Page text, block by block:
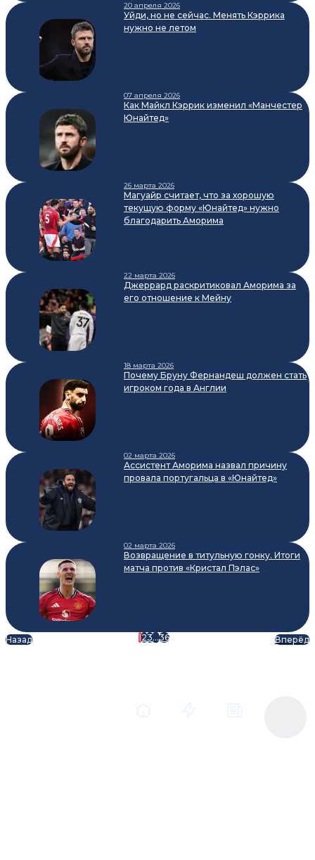
20 апреля 2026
Уйди, но не сейчас. Менять Кэррика
нужно не летом
07 апреля 2026
Как Майкл Кэррик изменил «Манчестер
Юнайтед»
26 марта 2026
Магуайр считает, что за хорошую
текущую форму «Юнайтед» нужно
благодарить Аморима
22 марта 2026
Джеррард раскритиковал Аморима за
его отношение к Мейну
18 марта 2026
Почему Бруну Фернандеш должен стать
игроком года в Англии
02 марта 2026
Ассистент Аморима назвал причину
провала португальца в «Юнайтед»
02 марта 2026
Возвращение в титульную гонку. Итоги
матча против «Кристал Пэлас»
123...36
Назад Вперёд